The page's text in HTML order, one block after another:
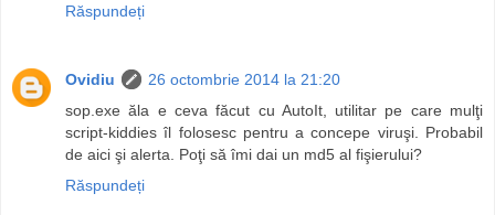
Răspundeți
Ovidiu
26 octombrie 2014 la 21:20
sop.exe ăla e ceva făcut cu AutoIt, utilitar pe care mulţi
script-kiddies îl folosesc pentru a concepe viruşi. Probabil
de aici şi alerta. Poţi să îmi dai un md5 al fişierului?
Răspundeți